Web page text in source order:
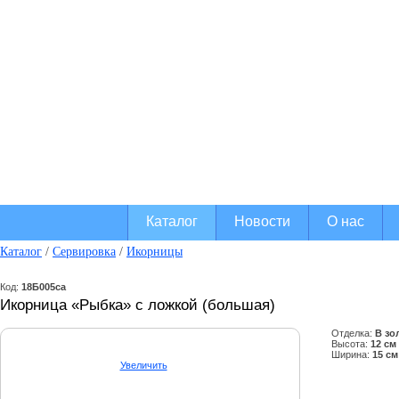
Каталог Новости О нас
Каталог / Сервировка / Икорницы
Код: 18Б005са
Икорница «Рыбка» с ложкой (большая)
Увеличить
Отделка: В
Высота: 12 см
Ширина: 15 см